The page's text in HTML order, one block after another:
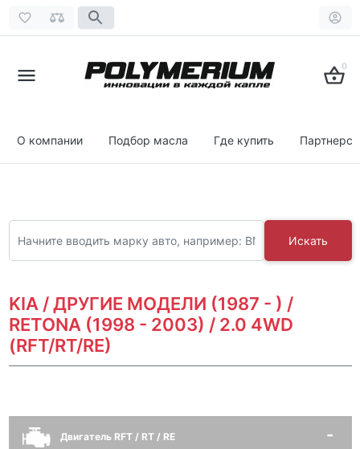
0
О компании Подбор масла Где купить
Искать
KIA / ДРУГИЕ МОДЕЛИ (1987 - ) /
RETONA (1998 - 2003) / 2.0 4WD
(RFT/RT/RE)
Двигатель RFT / RT / RE